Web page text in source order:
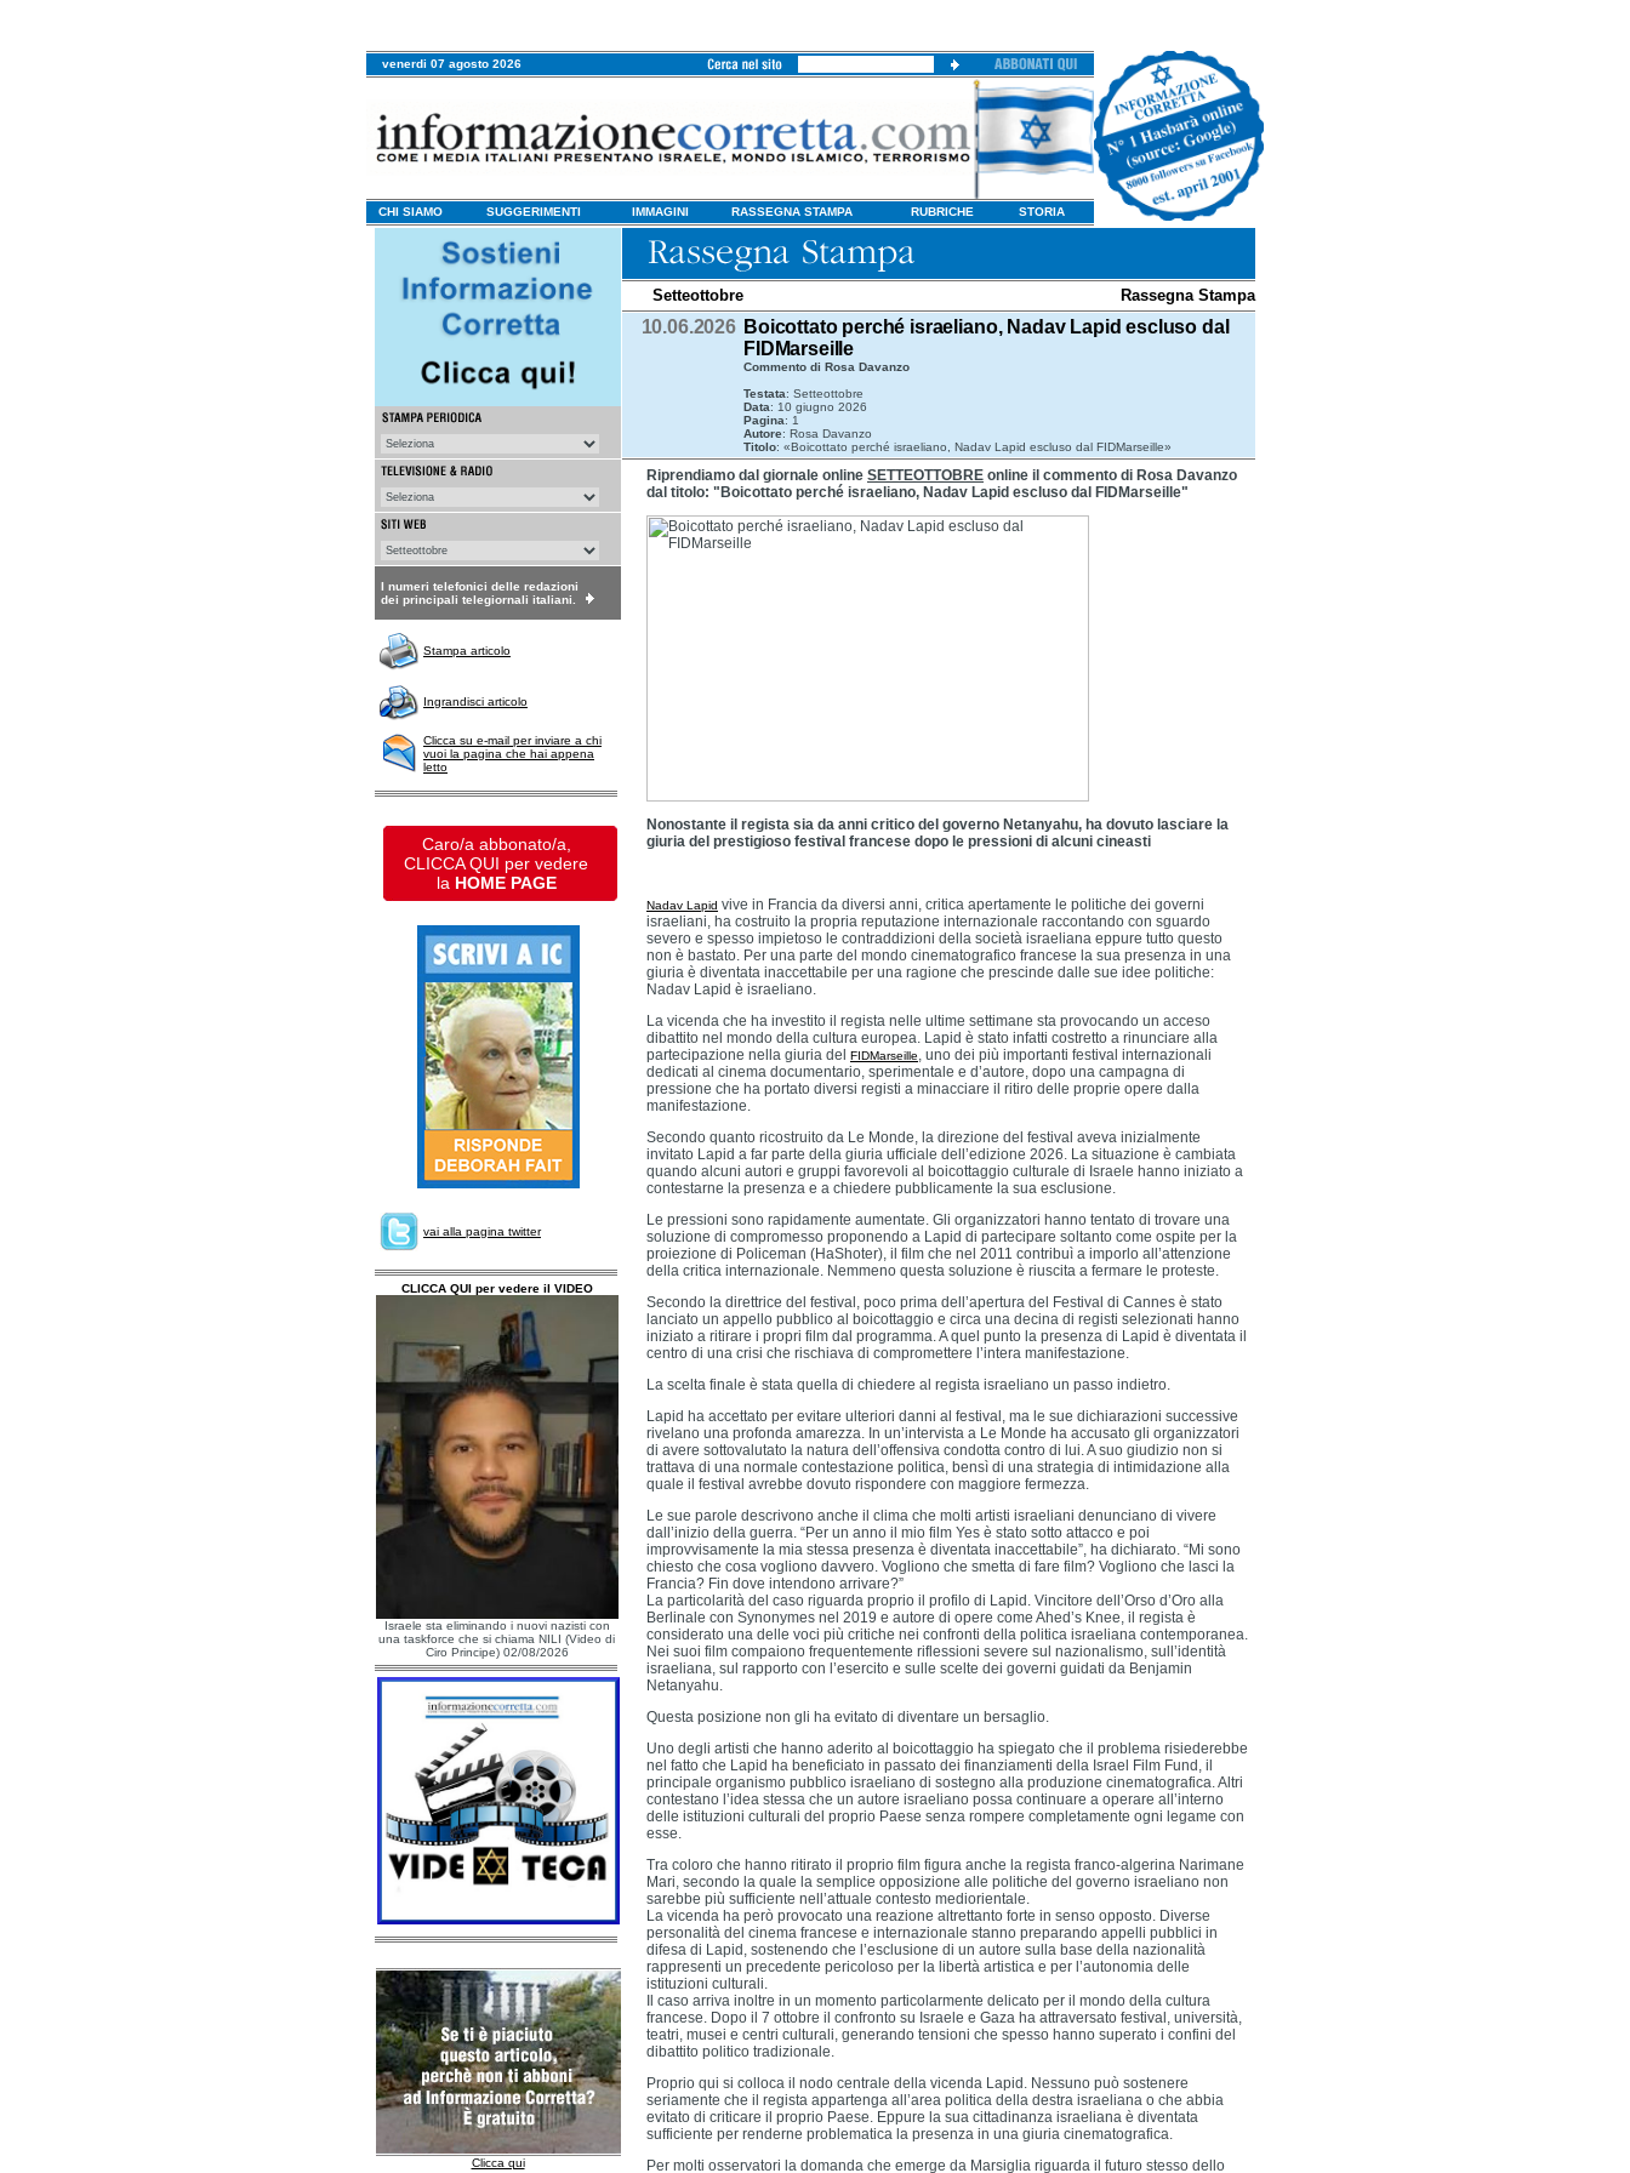
venerdi 07 agosto 2026
CHI SIAMO SUGGERIMENTI IMMAGINI RASSEGNA STAMPA RUBRICHE STORIA
I numeri telefonici delle redazioni
dei principali telegiornali italiani.
Stampa articolo
Ingrandisci articolo
Clicca su e-mail per inviare a chi
vuoi la pagina che hai appena
letto
Caro/a abbonato/a,
CLICCA QUI per vedere
la HOME PAGE
vai alla pagina twitter
CLICCA QUI per vedere il VIDEO
Israele sta eliminando i nuovi nazisti con
una taskforce che si chiama NILI (Video di
Ciro Principe) 02/08/2026
Clicca qui
Setteottobre Rassegna Stampa
10.06.2026 Boicottato perché israeliano, Nadav Lapid escluso dal
FIDMarseille
Commento di Rosa Davanzo
Testata: Setteottobre
Data: 10 giugno 2026
Pagina: 1
Autore: Rosa Davanzo
Titolo: «Boicottato perché israeliano, Nadav Lapid escluso dal FIDMarseille»
Riprendiamo dal giornale online SETTEOTTOBRE online il commento di Rosa Davanzo
dal titolo: "Boicottato perché israeliano, Nadav Lapid escluso dal FIDMarseille"
Nonostante il regista sia da anni critico del governo Netanyahu, ha dovuto lasciare la
giuria del prestigioso festival francese dopo le pressioni di alcuni cineasti
Nadav Lapid vive in Francia da diversi anni, critica apertamente le politiche dei governi
israeliani, ha costruito la propria reputazione internazionale raccontando con sguardo
severo e spesso impietoso le contraddizioni della società israeliana eppure tutto questo
non è bastato. Per una parte del mondo cinematografico francese la sua presenza in una
giuria è diventata inaccettabile per una ragione che prescinde dalle sue idee politiche:
Nadav Lapid è israeliano.
La vicenda che ha investito il regista nelle ultime settimane sta provocando un acceso
dibattito nel mondo della cultura europea. Lapid è stato infatti costretto a rinunciare alla
partecipazione nella giuria del
FIDMarseille, uno dei più importanti festival internazionali
dedicati al cinema documentario, sperimentale e d’autore, dopo una campagna di
pressione che ha portato diversi registi a minacciare il ritiro delle proprie opere dalla
manifestazione.
Secondo quanto ricostruito da Le Monde, la direzione del festival aveva inizialmente
invitato Lapid a far parte della giuria ufficiale dell’edizione 2026. La situazione è cambiata
quando alcuni autori e gruppi favorevoli al boicottaggio culturale di Israele hanno iniziato a
contestarne la presenza e a chiedere pubblicamente la sua esclusione.
Le pressioni sono rapidamente aumentate. Gli organizzatori hanno tentato di trovare una
soluzione di compromesso proponendo a Lapid di partecipare soltanto come ospite per la
proiezione di Policeman (HaShoter), il film che nel 2011 contribuì a imporlo all’attenzione
della critica internazionale. Nemmeno questa soluzione è riuscita a fermare le proteste.
Secondo la direttrice del festival, poco prima dell’apertura del Festival di Cannes è stato
lanciato un appello pubblico al boicottaggio e circa una decina di registi selezionati hanno
iniziato a ritirare i propri film dal programma. A quel punto la presenza di Lapid è diventata il
centro di una crisi che rischiava di compromettere l’intera manifestazione.
La scelta finale è stata quella di chiedere al regista israeliano un passo indietro.
Lapid ha accettato per evitare ulteriori danni al festival, ma le sue dichiarazioni successive
rivelano una profonda amarezza. In un’intervista a Le Monde ha accusato gli organizzatori
di avere sottovalutato la natura dell’offensiva condotta contro di lui. A suo giudizio non si
trattava di una normale contestazione politica, bensì di una strategia di intimidazione alla
quale il festival avrebbe dovuto rispondere con maggiore fermezza.
Le sue parole descrivono anche il clima che molti artisti israeliani denunciano di vivere
dall’inizio della guerra. “Per un anno il mio film Yes è stato sotto attacco e poi
improvvisamente la mia stessa presenza è diventata inaccettabile”, ha dichiarato. “Mi sono
chiesto che cosa vogliono davvero. Vogliono che smetta di fare film? Vogliono che lasci la
Francia? Fin dove intendono arrivare?”
La particolarità del caso riguarda proprio il profilo di Lapid. Vincitore dell’Orso d’Oro alla
Berlinale con Synonymes nel 2019 e autore di opere come Ahed’s Knee, il regista è
considerato una delle voci più critiche nei confronti della politica israeliana contemporanea.
Nei suoi film compaiono frequentemente riflessioni severe sul nazionalismo, sull’identità
israeliana, sul rapporto con l’esercito e sulle scelte dei governi guidati da Benjamin
Netanyahu.
Questa posizione non gli ha evitato di diventare un bersaglio.
Uno degli artisti che hanno aderito al boicottaggio ha spiegato che il problema risiederebbe
nel fatto che Lapid ha beneficiato in passato dei finanziamenti della Israel Film Fund, il
principale organismo pubblico israeliano di sostegno alla produzione cinematografica. Altri
contestano l’idea stessa che un autore israeliano possa continuare a operare all’interno
delle istituzioni culturali del proprio Paese senza rompere completamente ogni legame con
esse.
Tra coloro che hanno ritirato il proprio film figura anche la regista franco-algerina Narimane
Mari, secondo la quale la semplice opposizione alle politiche del governo israeliano non
sarebbe più sufficiente nell’attuale contesto mediorientale.
La vicenda ha però provocato una reazione altrettanto forte in senso opposto. Diverse
personalità del cinema francese e internazionale stanno preparando appelli pubblici in
difesa di Lapid, sostenendo che l’esclusione di un autore sulla base della nazionalità
rappresenti un precedente pericoloso per la libertà artistica e per l’autonomia delle
istituzioni culturali.
Il caso arriva inoltre in un momento particolarmente delicato per il mondo della cultura
francese. Dopo il 7 ottobre il confronto su Israele e Gaza ha attraversato festival, università,
teatri, musei e centri culturali, generando tensioni che spesso hanno superato i confini del
dibattito politico tradizionale.
Proprio qui si colloca il nodo centrale della vicenda Lapid. Nessuno può sostenere
seriamente che il regista appartenga all’area politica della destra israeliana o che abbia
evitato di criticare il proprio Paese. Eppure la sua cittadinanza israeliana è diventata
sufficiente per renderne problematica la presenza in una giuria cinematografica.
Per molti osservatori la domanda che emerge da Marsiglia riguarda il futuro stesso dello